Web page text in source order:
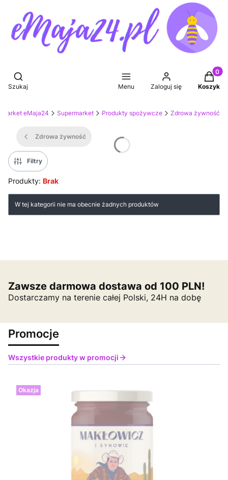
Otwórz wyszukiwarkę
Szukaj Menu Zaloguj się Koszyk
eMaja24 Supermarket Produkty spożywcze Zdrowa żywność
Zdrowa żywność
Filtry
Produkty: Brak
Lista produktów
W tej kategorii nie ma obecnie żadnych produktów
Zawsze darmowa dostawa od 100 PLN!
Dostarczamy na terenie całej Polski, 24H na dobę
Promocje
Wszystkie produkty w promocji
Okazja